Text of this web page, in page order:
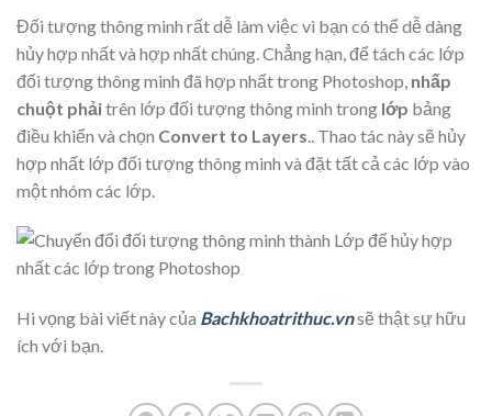
Đối tượng thông minh rất dễ làm việc vì bạn có thể dễ dàng
hủy hợp nhất và hợp nhất chúng. Chẳng hạn, để tách các lớp
đối tượng thông minh đã hợp nhất trong Photoshop, nhấp
chuột phảitrên lớp đối tượng thông minh trong lớp bảng
điều khiển và chọn Convert to Layers .. Thao tác này sẽ hủy
hợp nhất lớp đối tượng thông minh và đặt tất cả các lớp vào
một nhóm các lớp.
Hi vọng bài viết này của Bachkhoatrithuc.vnsẽ thật sự hữu
ích với bạn.